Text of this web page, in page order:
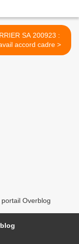
SA 200923 :
télétravail accord cadre >
Overblog